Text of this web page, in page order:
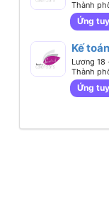
Thành
Ứng
Kế
Lương 18
Thành
Ứng